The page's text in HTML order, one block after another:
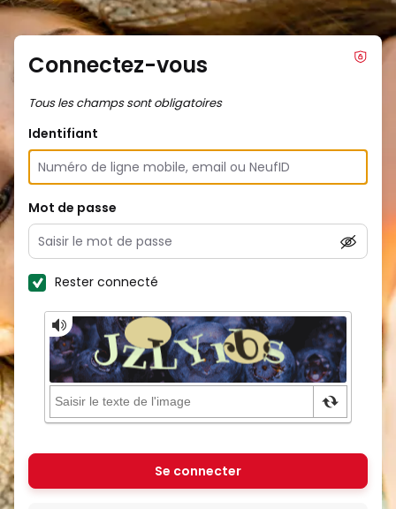
Connectez-vous
Tous les champs sont obligatoires
Identifiant
Mot de passe
Rester connecté
Se connecter